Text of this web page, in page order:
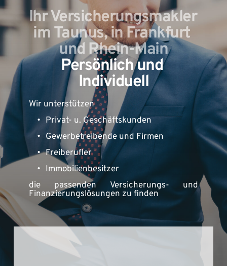
Ihr Versicherungsmakler
im Taunus, in Frankfurt
und Rhein-Main
Persönlich und
Individuell
Wir unterstützen
Privat- u. Geschäftskunden
Gewerbetreibende und Firmen
Freiberufler
Immobilienbesitzer
die passenden Versicherungs- und
Finanzierungslösungen zu finden